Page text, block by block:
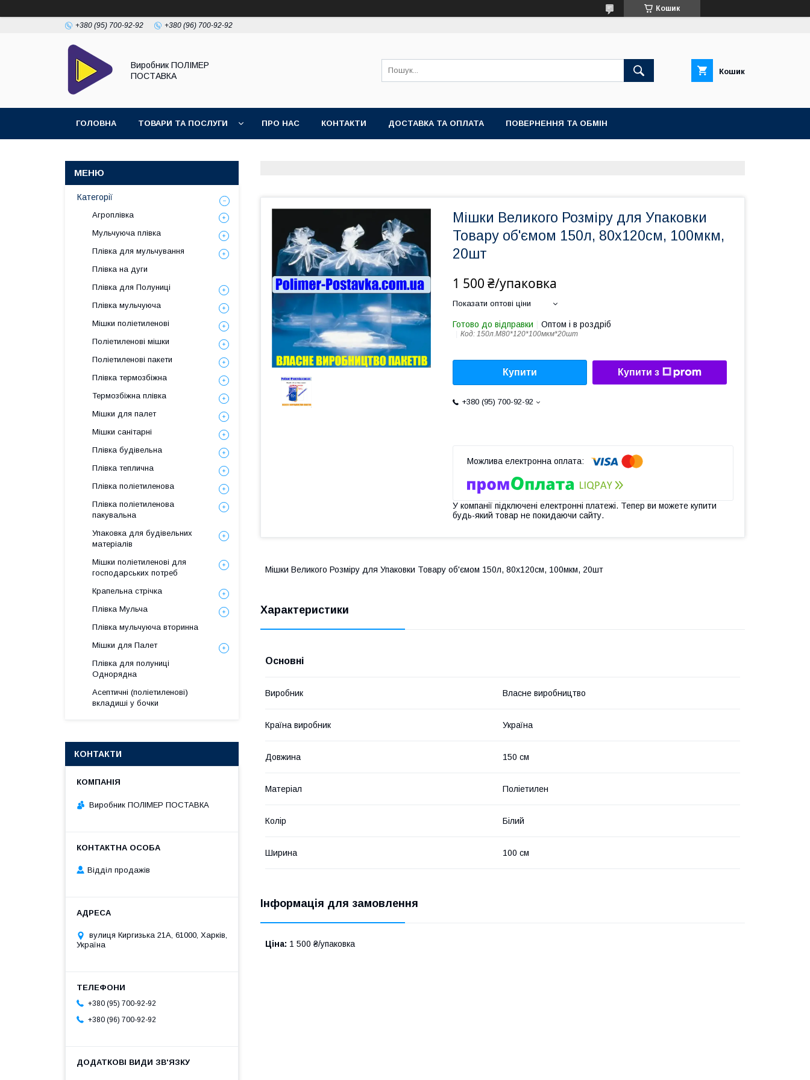
Кошик
+380 (95) 700-92-92 +380 (96) 700-92-92
Виробник ПОЛІМЕР
ПОСТАВКА
Кошик
ГОЛОВНА ТОВАРИ ТА ПОСЛУГИ ПРО НАС КОНТАКТИ ДОСТАВКА ТА ОПЛАТА ПОВЕРНЕННЯ ТА ОБМІН
Мішки Великого Розміру для Упаковки
Товару об'ємом 150л, 80х120см, 100мкм,
20шт
1 500 ₴/упаковка
Показати оптові ціни
Готово до відправки Оптом і в роздріб
Код: 150л.М80*120*100мкм*20шт
Купити Купити з
+380 (95) 700-92-92
У компанії підключені електронні платежі. Тепер ви можете купити
будь-який товар не покидаючи сайту.
Мішки Великого Розміру для Упаковки Товару об'ємом 150л, 80х120см, 100мкм, 20шт
Характеристики
Основні
Виробник Власне виробництво
Країна виробник Україна
Довжина 150 см
Матеріал Поліетилен
Колір Білий
Ширина 100 см
Інформація для замовлення
Ціна: 1 500 ₴/упаковка
Категорії
Агроплівка
Мульчуюча плівка
Плівка для мульчування
Плівка на дуги
Плівка для Полуниці
Плівка мульчуюча
Мішки поліетиленові
Поліетиленові мішки
Поліетиленові пакети
Плівка термозбіжна
Термозбіжна плівка
Мішки для палет
Мішки санітарні
Плівка будівельна
Плівка теплична
Плівка поліетиленова
Плівка поліетиленова
пакувальна
Упаковка для будівельних
матеріалів
Мішки поліетиленові для
господарських потреб
Крапельна стрічка
Плівка Мульча
Плівка мульчуюча вторинна
Мішки для Палет
Плівка для полуниці
Однорядна
Асептичні (поліетиленові)
вкладиші у бочки
КОНТАКТИ
Виробник ПОЛІМЕР ПОСТАВКА
Відділ продажів
вулиця Киргизька 21А, 61000, Харків,
Україна
+380 (95) 700-92-92
+380 (96) 700-92-92